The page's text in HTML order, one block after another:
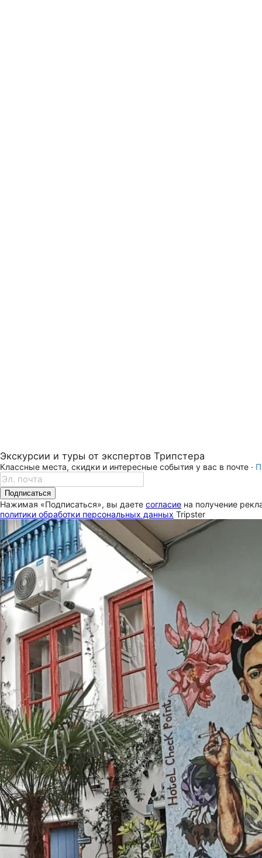
Экскурсии и туры от экспертов Трипстера
Классные места, скидки и интересные события у вас в почте ·
Подписаться
Нажимая «Подписаться», вы даете согласие на получение
политики обработки персональных данных Tripster